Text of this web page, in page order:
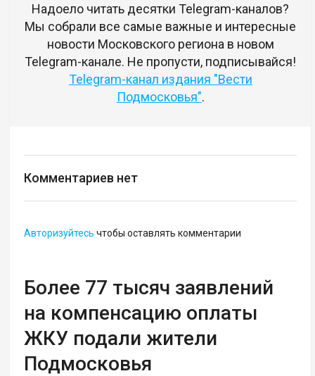
Надоело читать десятки Telegram-каналов?
Мы собрали все самые важные и интересные
новости Московского региона в новом
Telegram-канале. Не пропусти, подписывайся!
Telegram-канал издания "Вести
Подмосковья".
Комментариев нет
Авторизуйтесь чтобы оставлять комментарии
Более 77 тысяч заявлений
на компенсацию оплаты
ЖКУ подали жители
Подмосковья